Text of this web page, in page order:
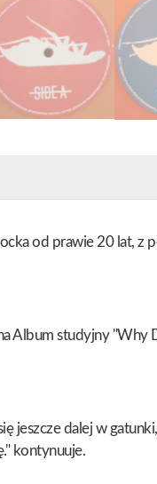
od prawie 20 lat,
Album studyjny "Why
jeszcze dalej w
kontynuuje.